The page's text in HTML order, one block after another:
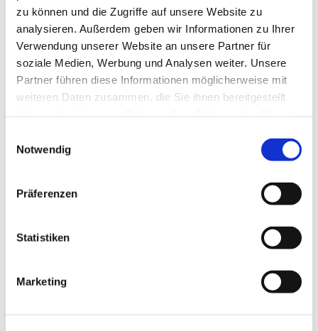
zu können und die Zugriffe auf unsere Website zu
analysieren. Außerdem geben wir Informationen zu Ihrer
Verwendung unserer Website an unsere Partner für
soziale Medien, Werbung und Analysen weiter. Unsere
Partner führen diese Informationen möglicherweise mit
weiteren Daten zusammen, die Sie ihnen bereitgestellt
Notwendig
Präferenzen
Statistiken
Marketing
Dies könnte Sie auch
interessieren